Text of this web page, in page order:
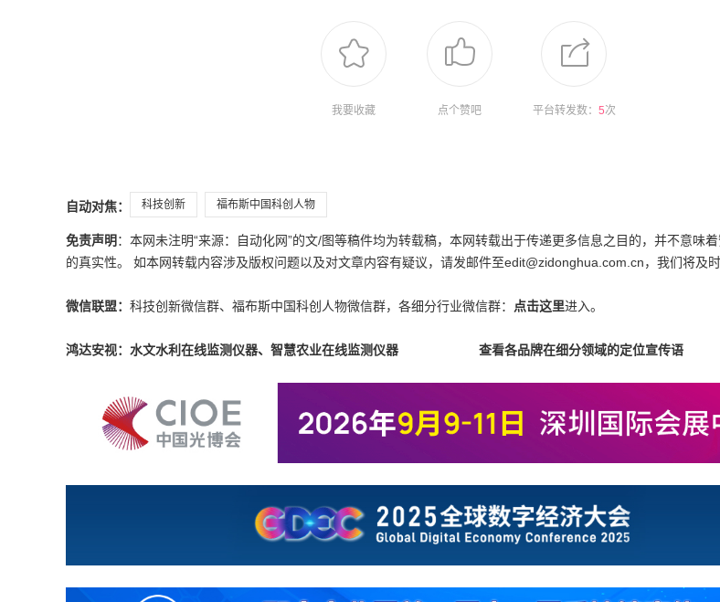
我要收藏 点个赞吧 平台转发数： 5次
自动对焦： 科技创新 福布斯中国科创人物
免责声明 ：本网未注明“来源：自动化网”的文/图等稿件均为转载稿，本网转载出于传递更多信息之目的，并不意味
的真实性。 如本网转载内容涉及版权问题以及对文章内容有疑议，请发邮件至edit@zidonghua.com.cn，我们将及时
微信联盟： 科技创新微信群、福布斯中国科创人物微信群，各细分行业微信群： 点击这里进入。
鸿达安视：水文水利在线监测仪器、智慧农业在线监测仪器 查看各品牌在细分领域的定位宣传语